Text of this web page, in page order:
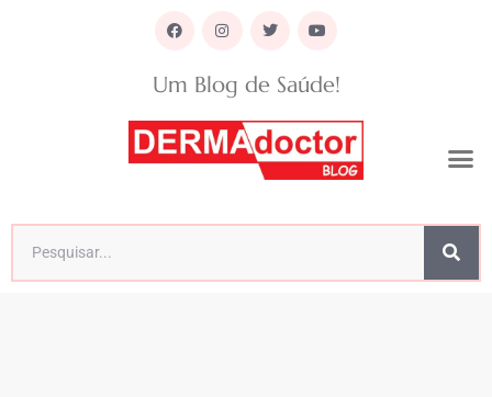
Um Blog de Saúde!